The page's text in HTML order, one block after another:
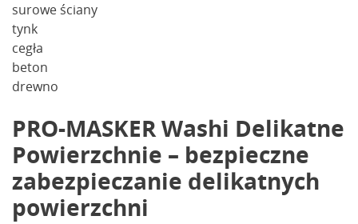
surowe ściany
tynk
cegła
beton
drewno
PRO-MASKER Washi Delikatne
Powierzchnie – bezpieczne
zabezpieczanie delikatnych
powierzchni